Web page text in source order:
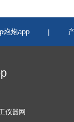
炮炮app |
仪器网